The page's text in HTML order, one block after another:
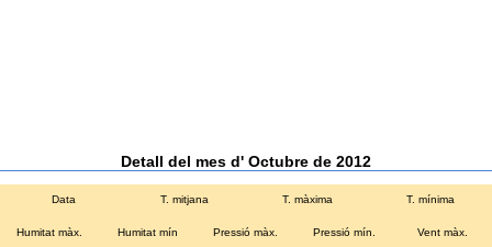
Detall del mes d' Octubre de 2012
Data T. mitjana T. màxima T. mínima
Humitat màx. Humitat mín Pressió màx. Pressió mín. Vent màx.